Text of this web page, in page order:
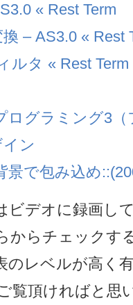
« Rest Term
– AS3.0 « Rest
ルタ « Rest Term
ログラミング3（
ン
景で包み込め
ビデオに録画し
からチェックす
のレベルが高く
覧頂ければと思